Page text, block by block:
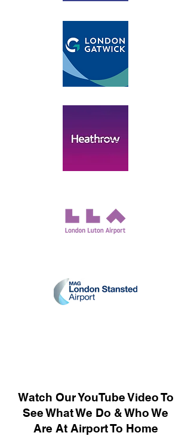
Watch Our YouTube Video To
See What We Do & Who We
Are At Airport To Home